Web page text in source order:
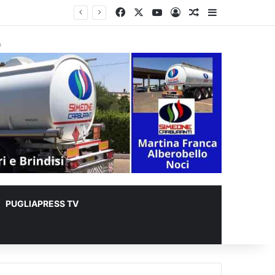
FacebookYou TubeAccediUn articolo a
PUGLIAPRESS TV